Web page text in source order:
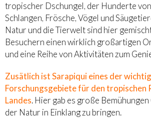
tropischer Dschungel, der Hunderte
Schlangen, Frösche, Vögel und
Natur und die Tierwelt sind hier
Besuchern einen wirklich großartigen
und eine Reihe von Aktivitäten zum
Zusätlich ist Sarapiqui eines der
Forschungsgebiete für den tropischen
Landes. Hier gab es große
der Natur in Einklang zu bringen.